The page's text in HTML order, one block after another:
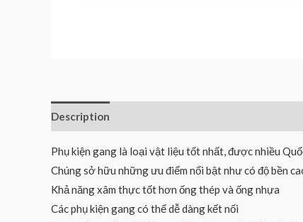
Description
Phụ kiện gang là loại vật liệu tốt nhất, được nhiều
Chúng sở hữu những ưu điểm nổi bật như có độ bền
Khả năng xâm thực tốt hơn ống thép và ống nhựa
Các phụ kiện gang có thể dễ dàng kết nối